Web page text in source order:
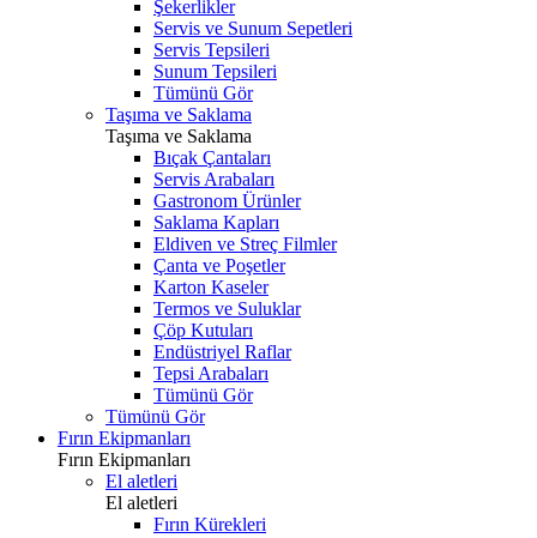
Şekerlikler
Servis ve Sunum Sepetleri
Servis Tepsileri
Sunum Tepsileri
Tümünü Gör
Taşıma ve Saklama
Taşıma ve Saklama
Bıçak Çantaları
Servis Arabaları
Gastronom Ürünler
Saklama Kapları
Eldiven ve Streç Filmler
Çanta ve Poşetler
Karton Kaseler
Termos ve Suluklar
Çöp Kutuları
Endüstriyel Raflar
Tepsi Arabaları
Tümünü Gör
Tümünü Gör
Fırın Ekipmanları
Fırın Ekipmanları
El aletleri
El aletleri
Fırın Kürekleri